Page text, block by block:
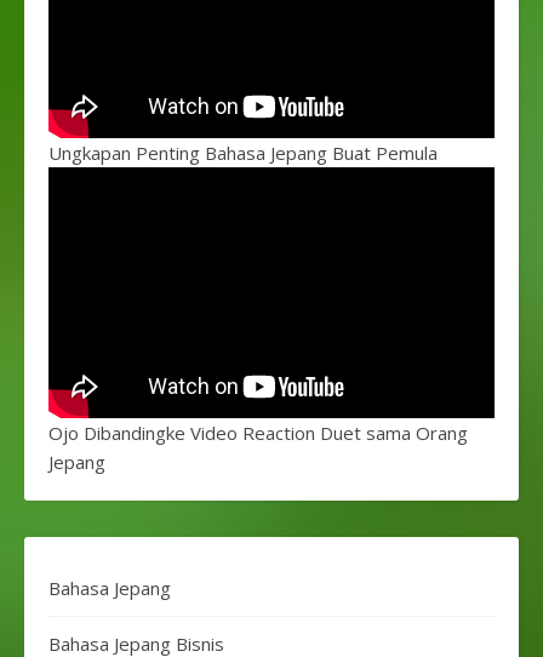
Ungkapan Penting Bahasa Jepang Buat Pemula
Ojo Dibandingke Video Reaction Duet sama Orang
Jepang
Bahasa Jepang
Bahasa Jepang Bisnis